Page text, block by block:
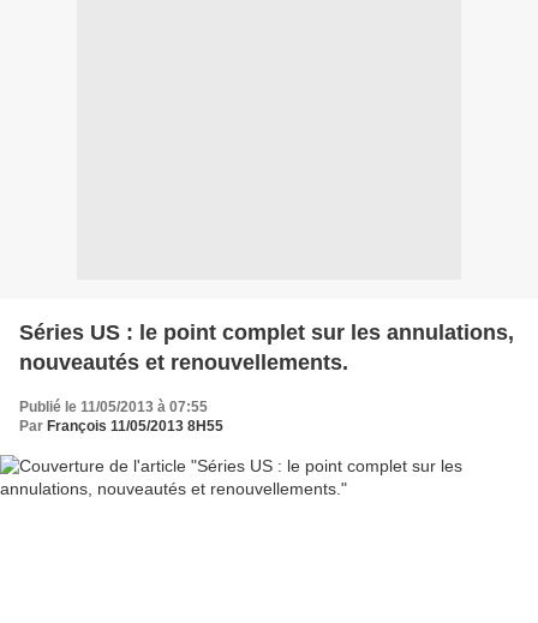
Séries US : le point complet sur les annulations,
nouveautés et renouvellements.
Publié le 11/05/2013 à 07:55
Par François 11/05/2013 8H55